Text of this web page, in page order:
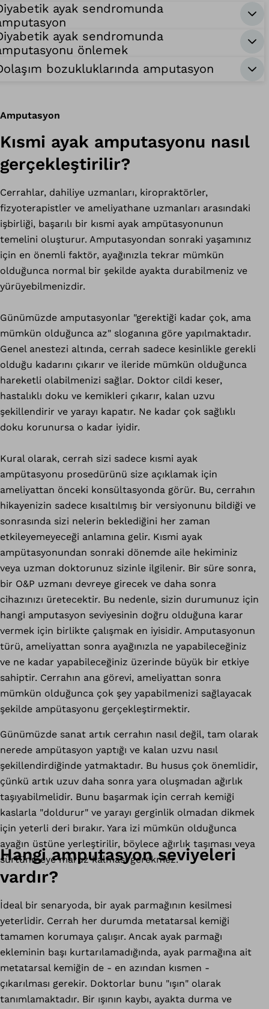
ayak sendromunda
ayak sendromunda
önlemek
bozukluklarında amputasyon
Amputasyon
Kısmi ayak amputasyonu nasıl
gerçekleştirilir?
Cerrahlar, dahiliye uzmanları, kiropraktörler,
fizyoterapistler ve ameliyathane uzmanları arasındaki
işbirliği, başarılı bir kısmi ayak ampütasyonunun
temelini oluşturur. Amputasyondan sonraki yaşamınız
için en önemli faktör, ayağınızla tekrar mümkün
olduğunca normal bir şekilde ayakta durabilmeniz ve
yürüyebilmenizdir.
Günümüzde amputasyonlar "gerektiği kadar çok, ama
mümkün olduğunca az" sloganına göre yapılmaktadır.
Genel anestezi altında, cerrah sadece kesinlikle gerekli
olduğu kadarını çıkarır ve ileride mümkün olduğunca
hareketli olabilmenizi sağlar. Doktor cildi keser,
hastalıklı doku ve kemikleri çıkarır, kalan uzvu
şekillendirir ve yarayı kapatır. Ne kadar çok sağlıklı
doku korunursa o kadar iyidir.
Kural olarak, cerrah sizi sadece kısmi ayak
ampütasyonu prosedürünü size açıklamak için
ameliyattan önceki konsültasyonda görür. Bu, cerrahın
hikayenizin sadece kısaltılmış bir versiyonunu bildiği ve
sonrasında sizi nelerin beklediğini her zaman
etkileyemeyeceği anlamına gelir. Kısmi ayak
ampütasyonundan sonraki dönemde aile hekiminiz
veya uzman doktorunuz sizinle ilgilenir. Bir süre sonra,
bir O&P uzmanı devreye girecek ve daha sonra
cihazınızı üretecektir. Bu nedenle, sizin durumunuz için
hangi amputasyon seviyesinin doğru olduğuna karar
vermek için birlikte çalışmak en iyisidir. Amputasyonun
türü, ameliyattan sonra ayağınızla ne yapabileceğiniz
ve ne kadar yapabileceğiniz üzerinde büyük bir etkiye
sahiptir. Cerrahın ana görevi, ameliyattan sonra
mümkün olduğunca çok şey yapabilmenizi sağlayacak
şekilde ampütasyonu gerçekleştirmektir.
Günümüzde sanat artık cerrahın nasıl değil, tam olarak
nerede ampütasyon yaptığı ve kalan uzvu nasıl
şekillendirdiğinde yatmaktadır. Bu husus çok önemlidir,
çünkü artık uzuv daha sonra yara oluşmadan ağırlık
taşıyabilmelidir. Bunu başarmak için cerrah kemiği
kaslarla "doldurur" ve yarayı gerginlik olmadan dikmek
için yeterli deri bırakır. Yara izi mümkün olduğunca
ayağın üstüne yerleştirilir, böylece ağırlık taşıması veya
sürtünmeye maruz kalması gerekmez.
Hangi amputasyon seviyeleri
vardır?
İdeal bir senaryoda, bir ayak parmağının kesilmesi
yeterlidir. Cerrah her durumda metatarsal kemiği
tamamen korumaya çalışır. Ancak ayak parmağı
ekleminin başı kurtarılamadığında, ayak parmağına ait
metatarsal kemiğin de - en azından kısmen -
çıkarılması gerekir. Doktorlar bunu "ışın" olarak
tanımlamaktadır. Bir ışının kaybı, ayakta durma ve